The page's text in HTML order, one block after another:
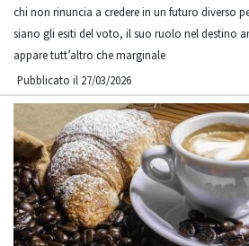
chi non rinuncia a credere in un futuro diverso
siano gli esiti del voto, il suo ruolo nel destino
appare tutt’altro che marginale
Pubblicato il 27/03/2026